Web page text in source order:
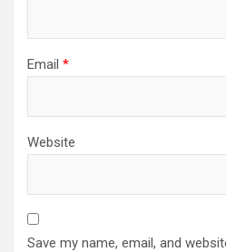
Email *
Website
Save my name, email, and